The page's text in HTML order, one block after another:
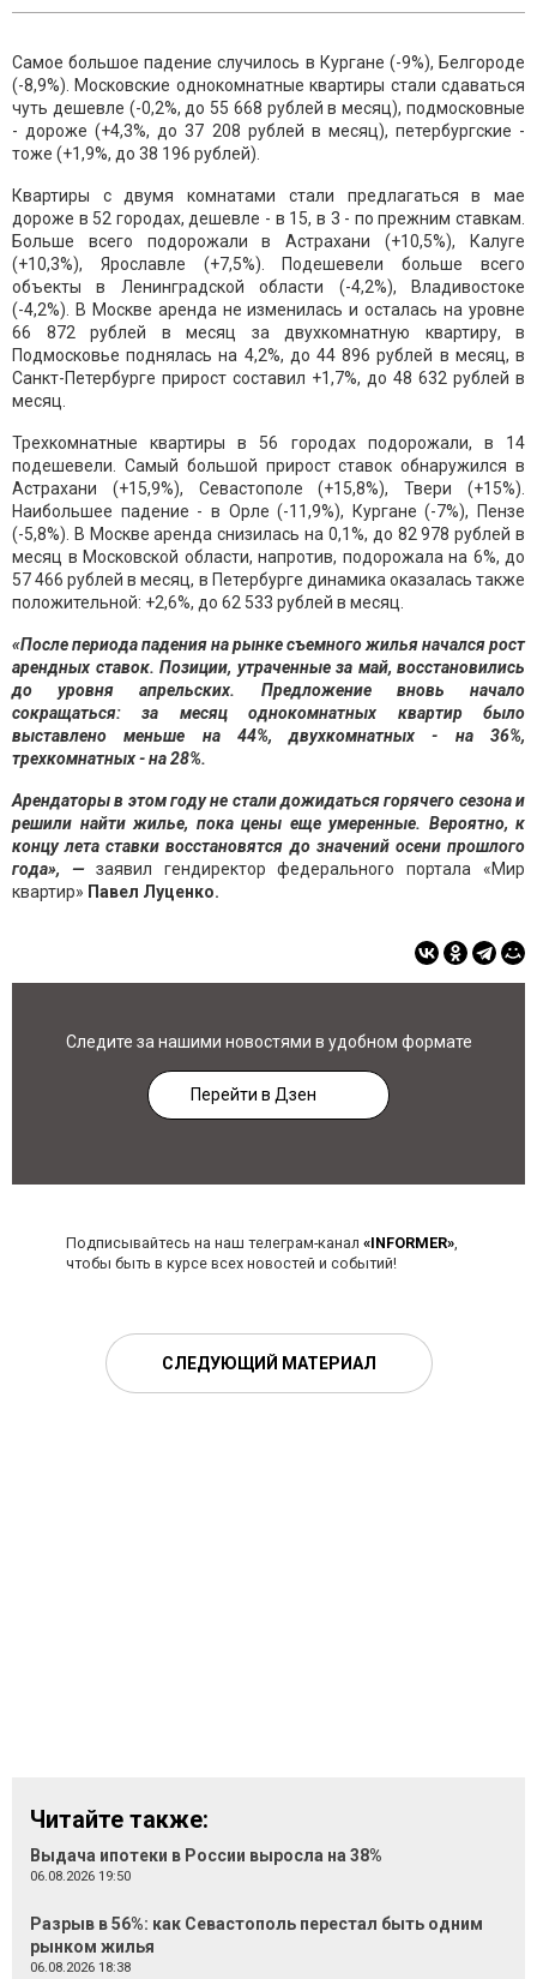
Самое большое падение случилось в Кургане (-9%), Белгороде
(-8,9%). Московские однокомнатные квартиры стали сдаваться
чуть дешевле (-0,2%, до 55 668 рублей в месяц), подмосковные
- дороже (+4,3%, до 37 208 рублей в месяц), петербургские -
тоже (+1,9%, до 38 196 рублей).
Квартиры с двумя комнатами стали предлагаться в мае
дороже в 52 городах, дешевле - в 15, в 3 - по прежним ставкам.
Больше всего подорожали в Астрахани (+10,5%), Калуге
(+10,3%), Ярославле (+7,5%). Подешевели больше всего
объекты в Ленинградской области (-4,2%), Владивостоке
(-4,2%). В Москве аренда не изменилась и осталась на уровне
66 872 рублей в месяц за двухкомнатную квартиру, в
Подмосковье поднялась на 4,2%, до 44 896 рублей в месяц, в
Санкт-Петербурге прирост составил +1,7%, до 48 632 рублей в
месяц.
Трехкомнатные квартиры в 56 городах подорожали, в 14
подешевели. Самый большой прирост ставок обнаружился в
Астрахани (+15,9%), Севастополе (+15,8%), Твери (+15%).
Наибольшее падение - в Орле (-11,9%), Кургане (-7%), Пензе
(-5,8%). В Москве аренда снизилась на 0,1%, до 82 978 рублей в
месяц в Московской области, напротив, подорожала на 6%, до
57 466 рублей в месяц, в Петербурге динамика оказалась также
положительной: +2,6%, до 62 533 рублей в месяц.
«После периода падения на рынке съемного жилья начался рост
арендных ставок. Позиции, утраченные за май, восстановились
до уровня апрельских. Предложение вновь начало
сокращаться: за месяц однокомнатных квартир было
выставлено меньше на 44%, двухкомнатных - на 36%,
трехкомнатных - на 28%.
Арендаторы в этом году не стали дожидаться горячего сезона и
решили найти жилье, пока цены еще умеренные. Вероятно, к
концу лета ставки восстановятся до значений осени прошлого
года», —заявил гендиректор федерального портала «Мир
квартир» Павел Луценко.
Следите за нашими новостями в удобном формате
Перейти в Дзен
Подписывайтесь на наш телеграм-канал «INFORMER»,
чтобы быть в курсе всех новостей и событий!
СЛЕДУЮЩИЙ МАТЕРИАЛ
Читайте также:
Выдача ипотеки в России выросла на 38%
06.08.2026 19:50
Разрыв в 56%: как Севастополь перестал быть одним
рынком жилья
06.08.2026 18:38